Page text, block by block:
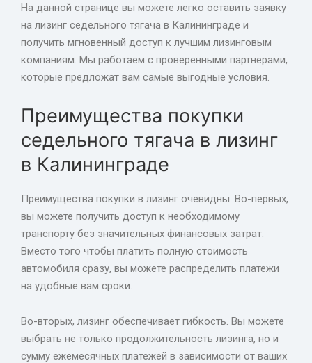
На данной странице вы можете легко оставить заявку
на лизинг седельного тягача в Калининграде и
получить мгновенный доступ к лучшим лизинговым
компаниям. Мы работаем с проверенными партнерами,
которые предложат вам самые выгодные условия.
Преимущества покупки
седельного тягача в лизинг
в Калининграде
Преимущества покупки в лизинг очевидны. Во-первых,
вы можете получить доступ к необходимому
транспорту без значительных финансовых затрат.
Вместо того чтобы платить полную стоимость
автомобиля сразу, вы можете распределить платежи
на удобные вам сроки.
Во-вторых, лизинг обеспечивает гибкость. Вы можете
выбрать не только продолжительность лизинга, но и
сумму ежемесячных платежей в зависимости от ваших